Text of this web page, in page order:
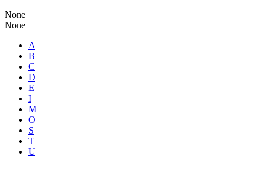
None
None
A
B
C
D
E
I
M
O
S
T
U